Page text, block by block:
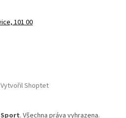
101 00
Vytvořil Shoptet
. Všechna práva vyhrazena.